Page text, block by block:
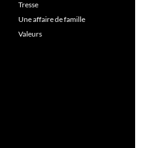
Tresse
Une affaire de famille
Valeurs